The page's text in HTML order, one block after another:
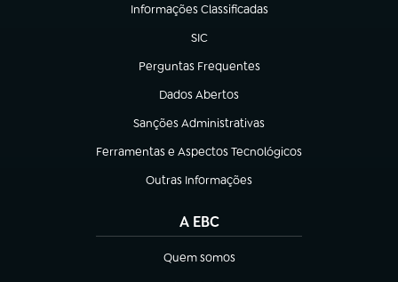
Informações Classificadas
(abre em nova aba)
SIC
(abre em nova aba)
Perguntas Frequentes
(abre em nova aba)
Dados Abertos
(abre em nova aba)
Sanções Administrativas
(abre em nova aba)
Ferramentas e Aspectos Tecnológicos
(abre em nova aba)
Outras Informações
(abre em nova aba)
A EBC
Quem somos
(abre em nova aba)